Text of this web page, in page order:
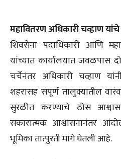
महावितरण अधिकारी चव्हाण
शिवसेना पदाधिकारी आणि
यांच्यात कार्यालयात जवळपास
चर्चेनंतर अधिकारी चव्हाण
शहरासह संपूर्ण तालुक्यातील
सुरळीत करण्याचे ठोस
सकारात्मक आश्वासनानंतर
भूमिका तात्पुरती मागे घेतली आहे.